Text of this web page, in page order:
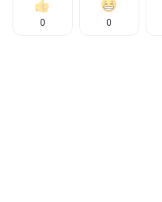
0 0